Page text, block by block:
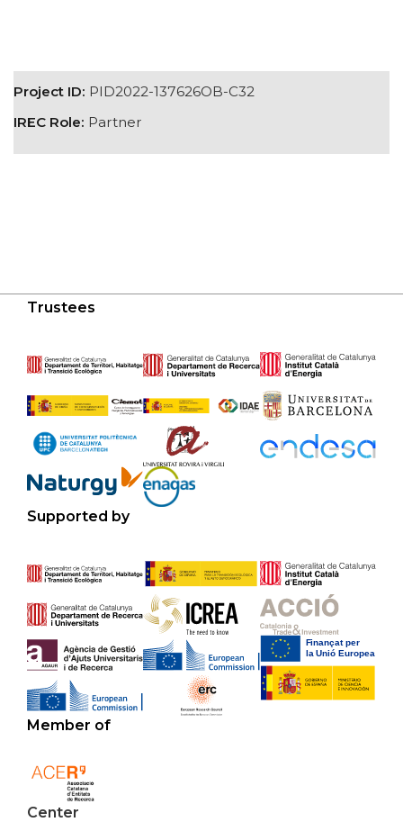
Project ID: PID2022-137626OB-C32
IREC Role: Partner
Trustees
Supported by
Member of
Center